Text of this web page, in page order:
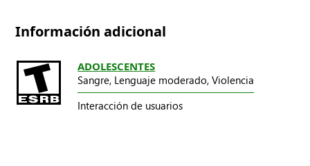
Información adicional
ADOLESCENTES
Sangre, Lenguaje moderado, Violencia
Interacción de usuarios